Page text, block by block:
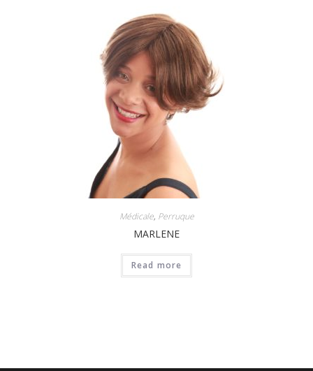
Médicale, Perruque
MARLENE
Read more